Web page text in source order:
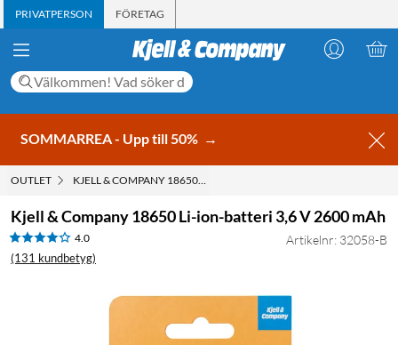
PRIVATPERSON FÖRETAG
SOMMARREA - Upp till 50% →
OUTLET KJELL & COMPANY 18650 LI-ION-BATTERI 3,6 V 2600 MAH
Kjell & Company 18650 Li-ion-batteri 3,6 V 2600 mAh
4.0
(131 kundbetyg)
Artikelnr: 32058-B